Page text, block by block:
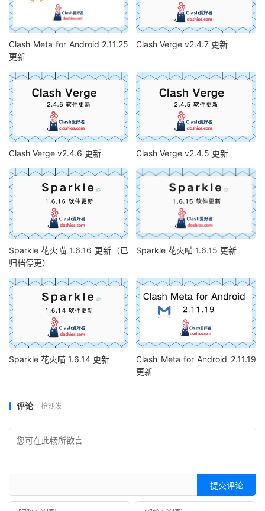
Clash Meta for Android 2.11.25
更新
Clash Verge v2.4.7 更新
Clash Verge v2.4.6 更新 Clash Verge v2.4.5 更新
Sparkle 花火喵 1.6.16 更新（已
归档停更）
Sparkle 花火喵 1.6.15 更新
Sparkle 花火喵 1.6.14 更新
Clash Meta for Android 2.11.19
更新
评论 抢沙发
提交评论